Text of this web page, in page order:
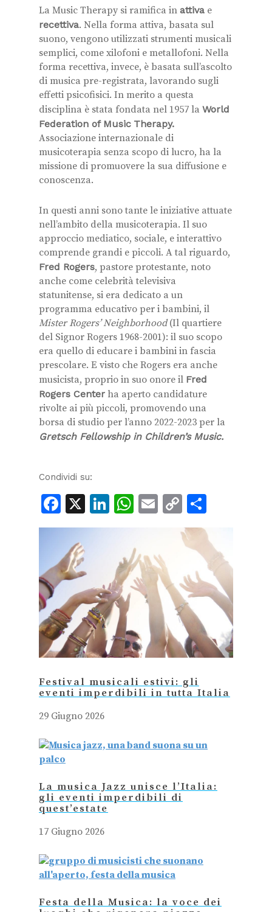
La Music Therapy si ramifica in attiva e
recettiva. Nella forma attiva, basata sul
suono, vengono utilizzati strumenti musicali
semplici, come xilofoni e metallofoni. Nella
forma recettiva, invece, è basata sull’ascolto
di musica pre-registrata, lavorando sugli
effetti psicofisici. In merito a questa
disciplina è stata fondata nel 1957 la World
Federation of Music Therapy.
Associazione internazionale di
musicoterapia senza scopo di lucro, ha la
missione di promuovere la sua diffusione e
conoscenza.
In questi anni sono tante le iniziative attuate
nell’ambito della musicoterapia. Il suo
approccio mediatico, sociale, e interattivo
comprende grandi e piccoli. A tal riguardo,
Fred Rogers, pastore protestante, noto
anche come celebrità televisiva
statunitense, si era dedicato a un
programma educativo per i bambini, il
Mister Rogers’ Neighborhood(Il quartiere
del Signor Rogers 1968-2001): il suo scopo
era quello di educare i bambini in fascia
prescolare. E visto che Rogers era anche
musicista, proprio in suo onore il Fred
Rogers Center ha aperto candidature
rivolte ai più piccoli, promovendo una
borsa di studio per l’anno 2022-2023 per la
Gretsch Fellowship in Children’s Music.
Condividi su:
Facebook
X LinkedIn
WhatsApp
Email
Copy
Link
Festival musicali estivi: gli
eventi imperdibili in tutta Italia
29 Giugno 2026
La musica Jazz unisce l’Italia:
gli eventi imperdibili di
quest’estate
17 Giugno 2026
Festa della Musica: la voce dei